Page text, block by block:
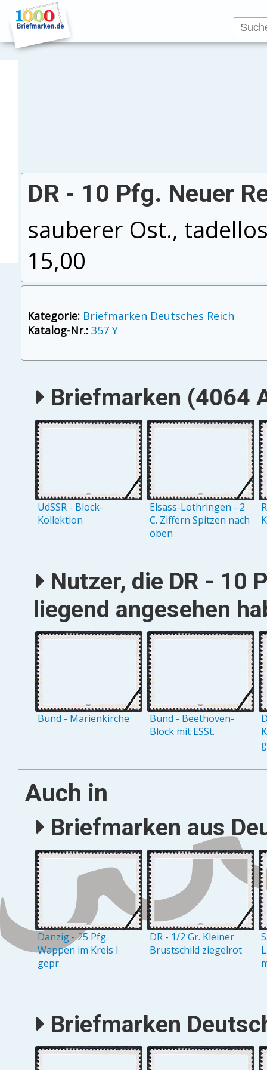
DR - 10 Pfg. Neuer
sauberer Ost.,
15,00
Kategorie: Briefmarken Deutsches Reich
Katalog-Nr.: 357 Y
Briefmarken (4064
UdSSR - Block-
Kollektion
Elsass-Lothringen - 2
C. Ziffern Spitzen nach
oben
Nutzer, die DR - 10
liegend angesehen
Bund - Marienkirche
Bund - Beethoven-
Block mit ESSt.
Auch in
Briefmarken aus
Danzig - 25 Pfg.
Wappen im Kreis I
gepr.
DR - 1/2 Gr. Kleiner
Brustschild ziegelrot
Briefmarken